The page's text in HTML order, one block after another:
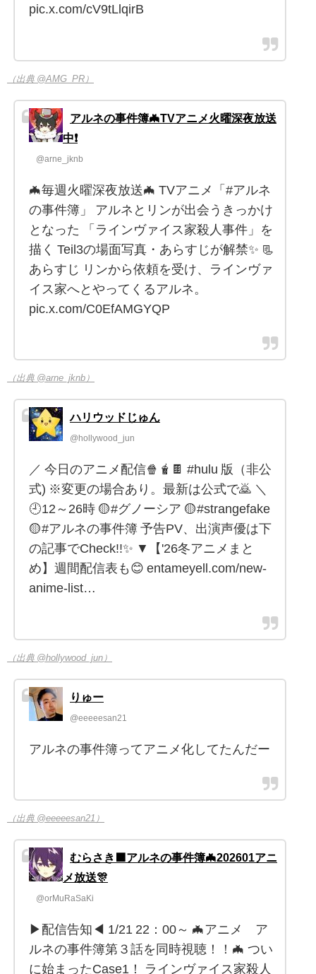
pic.x.com/cV9tLlqirB
（出典 @AMG_PR）
アルネの事件簿🦇TVアニメ火曜深夜放送
中❗️
@arne_jknb
🦇毎週火曜深夜放送🦇 TVアニメ「#アルネ
の事件簿」 アルネとリンが出会うきっかけ
となった 「ラインヴァイス家殺人事件」を
描く Teil3の場面写真・あらすじが解禁✨ 📃
あらすじ リンから依頼を受け、ラインヴァ
イス家へとやってくるアルネ。
pic.x.com/C0EfAMGYQP
（出典 @arne_jknb）
ハリウッドじゅん
@hollywood_jun
／ 今日のアニメ配信🍿🧋🍫 #hulu 版（非公
式) ※変更の場合あり。最新は公式で🙇 ＼
🕘12～26時 🟡#グノーシア 🟡#strangefake
🟡#アルネの事件簿 予告PV、出演声優は下
の記事でCheck!!✨ ▼【'26冬アニメまと
め】週間配信表も😊 entameyell.com/new-
anime-list…
（出典 @hollywood_jun）
りゅー
@eeeeesan21
アルネの事件簿ってアニメ化してたんだー
（出典 @eeeeesan21）
むらさき🟪アルネの事件簿🦇202601アニ
メ放送🎊
@orMuRaSaKi
▶配信告知◀ 1/21 22：00～ 🦇アニメ ア
ルネの事件簿第３話を同時視聴！！🦇 つい
に始まったCase1！ ラインヴァイス家殺人